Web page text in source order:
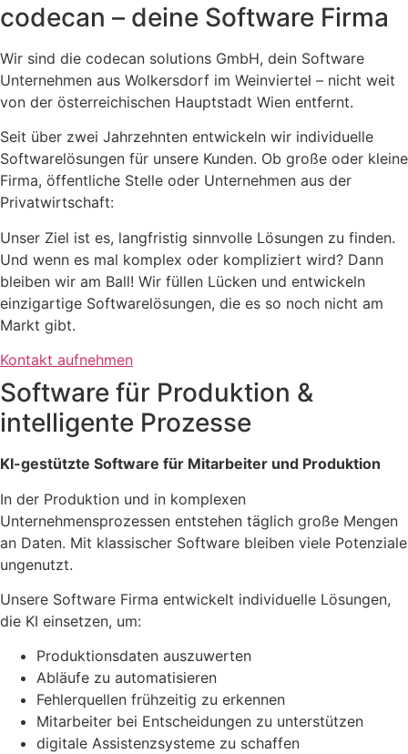
codecan – deine Software Firma
Wir sind die codecan solutions GmbH, dein Software
Unternehmen aus Wolkersdorf im Weinviertel – nicht weit
von der österreichischen Hauptstadt Wien entfernt.
Seit über zwei Jahrzehnten entwickeln wir individuelle
Softwarelösungen für unsere Kunden. Ob große oder kleine
Firma, öffentliche Stelle oder Unternehmen aus der
Privatwirtschaft:
Unser Ziel ist es, langfristig sinnvolle Lösungen zu finden.
Und wenn es mal komplex oder kompliziert wird? Dann
bleiben wir am Ball! Wir füllen Lücken und entwickeln
einzigartige Softwarelösungen, die es so noch nicht am
Markt gibt.
Kontakt aufnehmen
Software für Produktion &
intelligente Prozesse
KI-gestützte Software für Mitarbeiter und Produktion
In der Produktion und in komplexen
Unternehmensprozessen entstehen täglich große Mengen
an Daten. Mit klassischer Software bleiben viele Potenziale
ungenutzt.
Unsere Software Firma entwickelt individuelle Lösungen,
die KI einsetzen, um:
Produktionsdaten auszuwerten
Abläufe zu automatisieren
Fehlerquellen frühzeitig zu erkennen
Mitarbeiter bei Entscheidungen zu unterstützen
digitale Assistenzsysteme zu schaffen